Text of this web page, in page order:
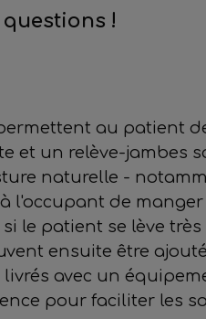
!
au patient
et un relève-jambes
naturelle -
l'occupant de manger
si le patient se lève
ensuite être
avec un
pour faciliter les